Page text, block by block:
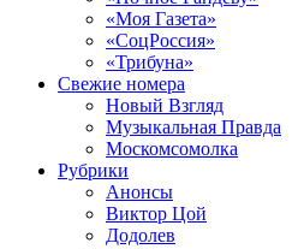
«Моя Газета»
«СоцРоссия»
«Трибуна»
Свежие номера
Новый Взгляд
Музыкальная Правда
Москомсомолка
Рубрики
Анонсы
Виктор Цой
Додолев